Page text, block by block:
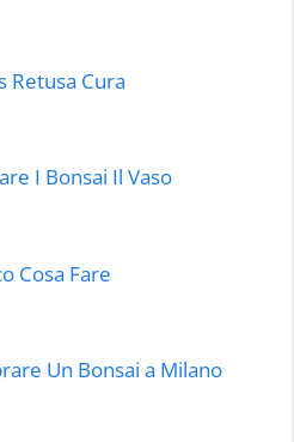
Retusa Cura
I Bonsai Il Vaso
Cosa Fare
Un Bonsai a Milano